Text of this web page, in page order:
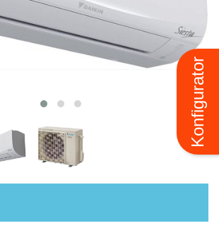
Konfigurator